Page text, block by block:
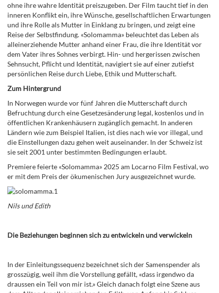
ohne ihre wahre Identität preiszugeben. Der Film taucht tief in den
inneren Konflikt ein, ihre Wünsche, gesellschaftlichen Erwartungen
und ihre Rolle als Mutter in Einklang zu bringen, und zeigt eine
Reise der Selbstfindung. «Solomamma» beleuchtet das Leben als
alleinerziehende Mutter anhand einer Frau, die ihre Identität vor
dem Vater ihres Sohnes verbirgt. Hin- und hergerissen zwischen
Sehnsucht, Pflicht und Identität, navigiert sie auf einer zutiefst
persönlichen Reise durch Liebe, Ethik und Mutterschaft.
Zum Hintergrund
In Norwegen wurde vor fünf Jahren die Mutterschaft durch
Befruchtung durch eine Gesetzesänderung legal, kostenlos und in
öffentlichen Krankenhäusern zugänglich gemacht. In anderen
Ländern wie zum Beispiel Italien, ist dies nach wie vor illegal, und
die Einstellungen dazu gehen weit auseinander. In der Schweiz ist
sie seit 2001 unter bestimmten Bedingungen erlaubt.
Premiere feierte «Solomamma» 2025 am Locarno Film Festival, wo
er mit dem Preis der ökumenischen Jury ausgezeichnet wurde.
Nils und Edith
Die Beziehungen beginnen sich zu entwickeln und verwickeln
In der Einleitungssequenz bezeichnet sich der Samenspender als
grosszügig, weil ihm die Vorstellung gefällt, «dass irgendwo da
draussen ein Teil von mir ist.» Gleich danach folgt eine Szene aus